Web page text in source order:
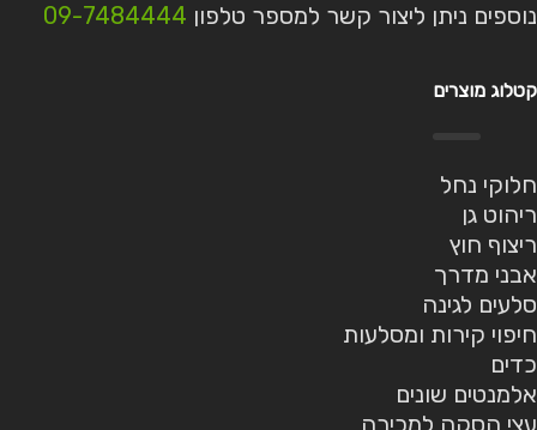
נוספים ניתן ליצור קשר למספר טלפון 09-7484444
קטלוג מוצרים
חלוקי נחל
ריהוט גן
ריצוף חוץ
אבני מדרך
סלעים לגינה
חיפוי קירות ומסלעות
כדים
אלמנטים שונים